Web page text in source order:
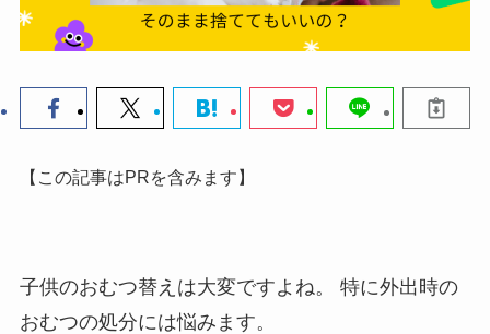
【この記事はPRを含みます】
子供のおむつ替えは大変ですよね。
特に外出時の
おむつの処分には悩みます。